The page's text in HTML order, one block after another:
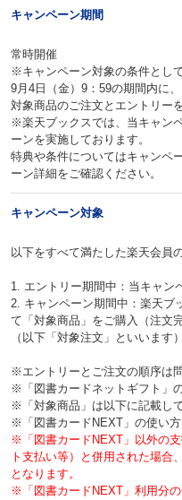
キャンペーン期間
常時開催
※キャンペーン対象の条件とし
9月4日（金）9：59の期間内に、
対象商品のご注文とエントリー
※楽天ブックスでは、当キャン
ーンを実施しております。
特典や条件についてはキャンペ
ーン詳細をご確認ください。
キャンペーン対象
以下をすべて満たした楽天会員
1. エントリー期間中：当キャン
2. キャンペーン期間中：楽天ブ
て「対象商品」をご購入（注文完
（以下「対象注文」といいます）
※エントリーとご注文の順序は
※「図書カードネットギフト」
※「対象商品」は以下に記載し
※「図書カードNEXT」の使い
※「図書カードNEXT」以外の
ト支払い等）と併用された場合
となります。
※「図書カードNEXT」利用分